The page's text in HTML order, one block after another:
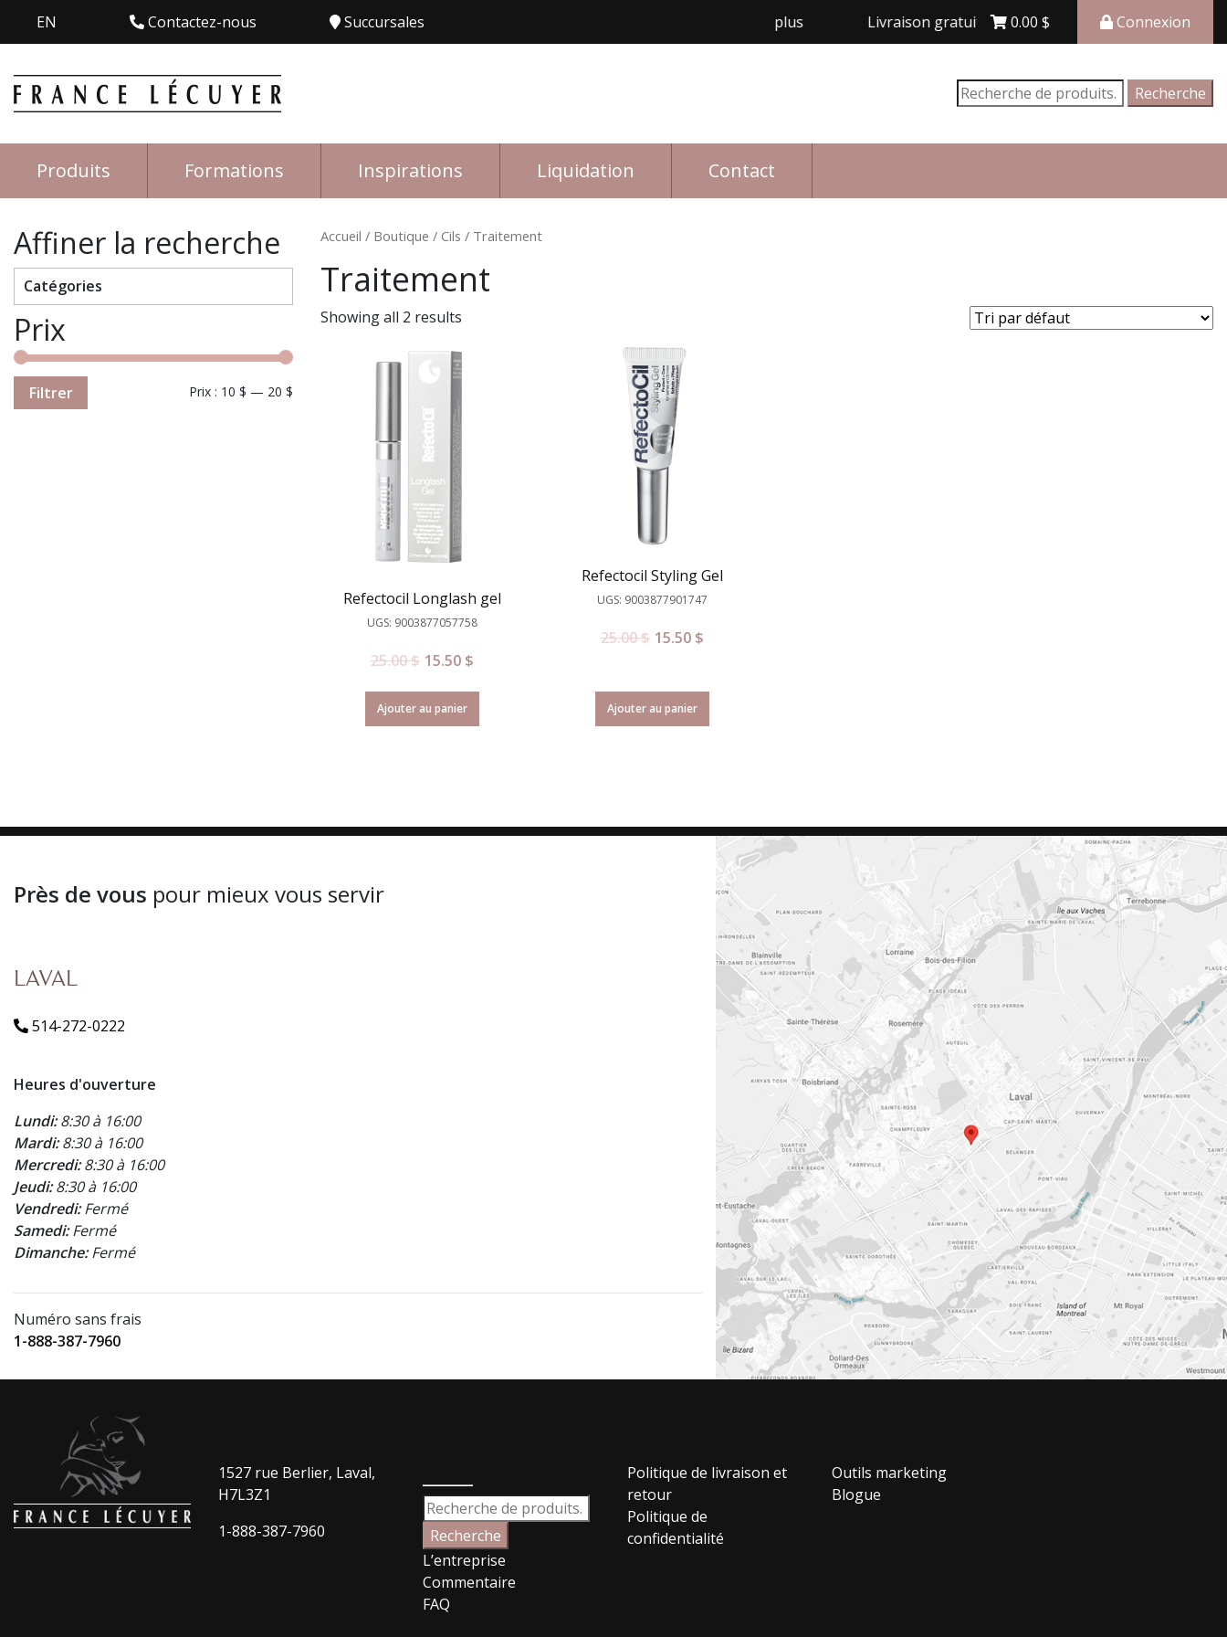
EN Contactez-nous Succursales Livraison gratuite avec achat de 150$ et plus Livraison gratuite avec achat de 150$ et plus
0.00 $ Connexion
Recherche
pour :
Recherche
Produits Formations Inspirations Liquidation Contact
Affiner la recherche
Catégories
Prix
Filtrer Prix : 10 $ — 20 $
Accueil / Boutique / Cils / Traitement
Traitement
Showing all 2 results
Refectocil Longlash gel
UGS: 9003877057758
25.00$ 15.50 $
Ajouter au panier
Refectocil Styling Gel
UGS: 9003877901747
25.00$ 15.50 $
Ajouter au panier
Près de vous pour mieux vous servir
LAVAL
514-272-0222
Heures d'ouverture
Lundi:8:30 à 16:00
Mardi:8:30 à 16:00
Mercredi:8:30 à 16:00
Jeudi:8:30 à 16:00
Vendredi:Fermé
Samedi:Fermé
Dimanche:Fermé
Numéro sans frais
1-888-387-7960
1527 rue Berlier, Laval,
H7L3Z1
1-888-387-7960
Recherche
pour :
Recherche
L’entreprise
Commentaire
FAQ
Politique de livraison et
retour
Politique de
confidentialité
Outils marketing
Blogue